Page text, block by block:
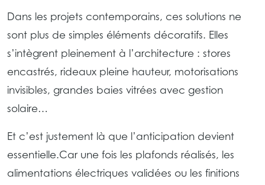
Dans les projets contemporains, ces solutions ne
sont plus de simples éléments décoratifs. Elles
s’intègrent pleinement à l’architecture : stores
encastrés, rideaux pleine hauteur, motorisations
invisibles, grandes baies vitrées avec gestion
solaire…
Et c’est justement là que l’anticipation devient
essentielle.Car une fois les plafonds réalisés, les
alimentations électriques validées ou les finitions